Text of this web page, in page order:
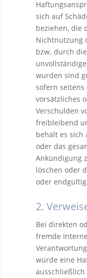
sich auf
beziehen, die
Nichtnutzung
bzw. durch
wurden sind
sofern seitens
vorsätzliches
Verschulden
freibleibend
behält es sich
oder das
Ankündigung
löschen oder
oder
2.
Bei direkten
fremde
würde eine